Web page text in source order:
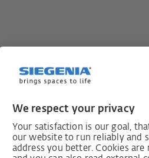
підйомно-